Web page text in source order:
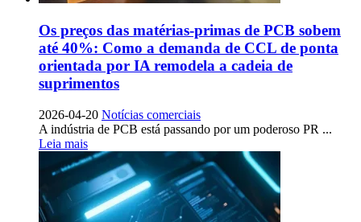
Os preços das matérias-primas de PCB sobem
até 40%: Como a demanda de CCL de ponta
orientada por IA remodela a cadeia de
suprimentos
2026-04-20 Notícias comerciais
A indústria de PCB está passando por um poderoso PR ...
Leia mais